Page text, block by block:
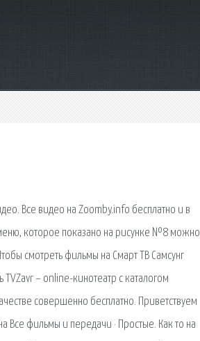
Все видео на Zoomby.info бесплатно и в
которое показано на рисунке №8 можно
смотреть фильмы на Смарт ТВ Самсунг
– online-кинотеатр с каталогом
совершенно бесплатно. Приветствуем
Все фильмы и передачи · Простые. Как то на